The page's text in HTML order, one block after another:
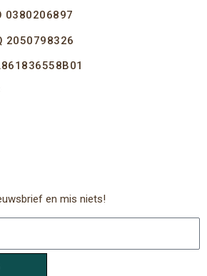
0380206897
2050798326
en mis niets!